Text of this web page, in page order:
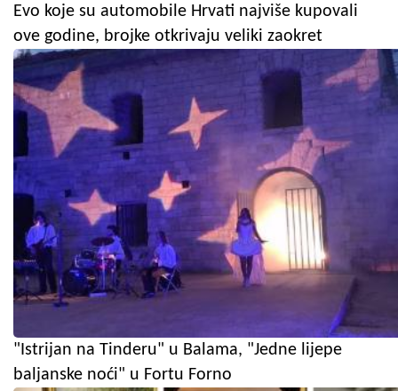
Evo koje su automobile Hrvati najviše kupovali
ove godine, brojke otkrivaju veliki zaokret
"Istrijan na Tinderu" u Balama, "Jedne lijepe
baljanske noći" u Fortu Forno